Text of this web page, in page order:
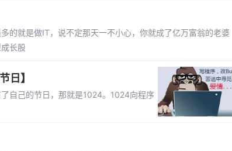
的就是做IT，说不定那天一不小心，你就成了亿万富翁的老婆
长股
日】
自己的节日，那就是1024。1024向程序